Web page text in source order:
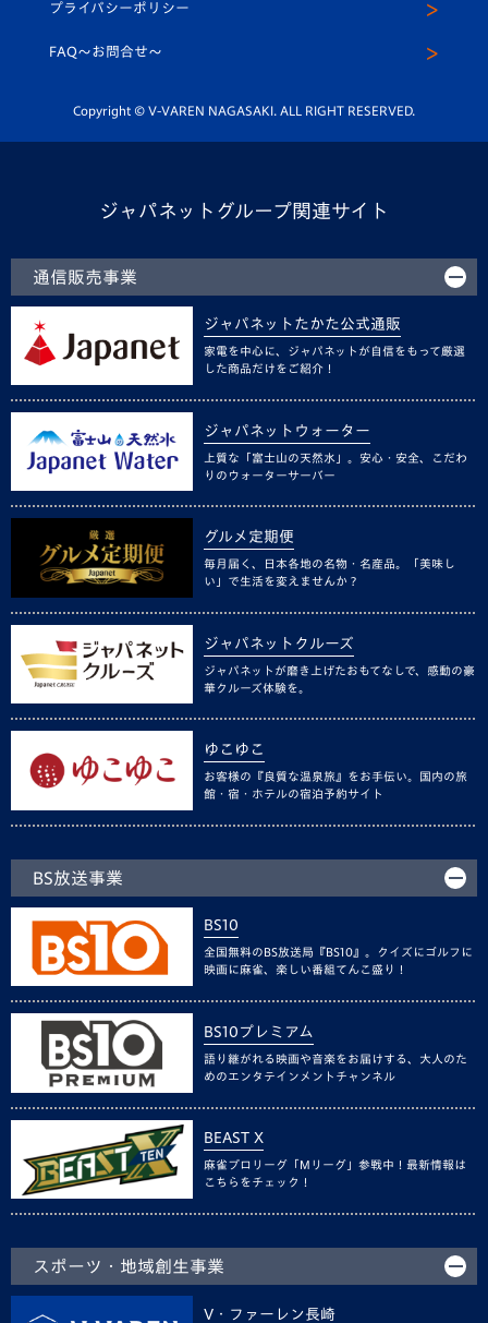
平和祈念活動
ホームタウン活動
スクール
公式LINE＠
プライバシーポリシー
FAQ〜お問合せ〜
Copyright © V-VAREN NAGASAKI. ALL RIGHT RESERVED.
ジャパネットグループ関連サイト
通信販売事業
ジャパネットたかた公式通販
家電を中心に、ジャパネットが自信をもって厳選
した商品だけをご紹介！
ジャパネットウォーター
上質な「富士山の天然水」。安心・安全、こだわ
りのウォーターサーバー
グルメ定期便
毎月届く、日本各地の名物・名産品。「美味し
い」で生活を変えませんか？
ジャパネットクルーズ
ジャパネットが磨き上げたおもてなしで、感動の豪
華クルーズ体験を。
ゆこゆこ
お客様の『良質な温泉旅』をお手伝い。国内の旅
館・宿・ホテルの宿泊予約サイト
BS放送事業
BS10
全国無料のBS放送局『BS10』。クイズにゴルフに
映画に麻雀、楽しい番組てんこ盛り！
BS10プレミアム
語り継がれる映画や音楽をお届けする、大人のた
めのエンタテインメントチャンネル
BEAST X
麻雀プロリーグ「Mリーグ」参戦中！最新情報は
こちらをチェック！
スポーツ・地域創生事業
V・ファーレン長崎